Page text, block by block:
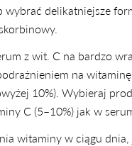
wybrać delikatniejsze
z wit. C na bardzo
na
10%). Wybieraj
C (5–10%) jak w
witaminy w ciągu